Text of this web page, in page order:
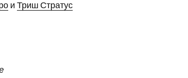
и Триш Стратус